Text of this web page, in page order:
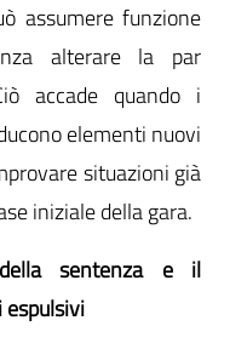
assumere funzione
alterare la par
accade quando i
elementi nuovi
situazioni già
iniziale della gara.
sentenza e il